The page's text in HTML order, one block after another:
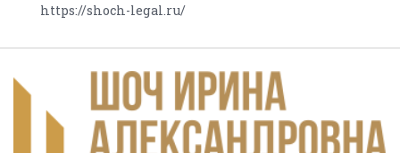
https://shoch-legal.ru/